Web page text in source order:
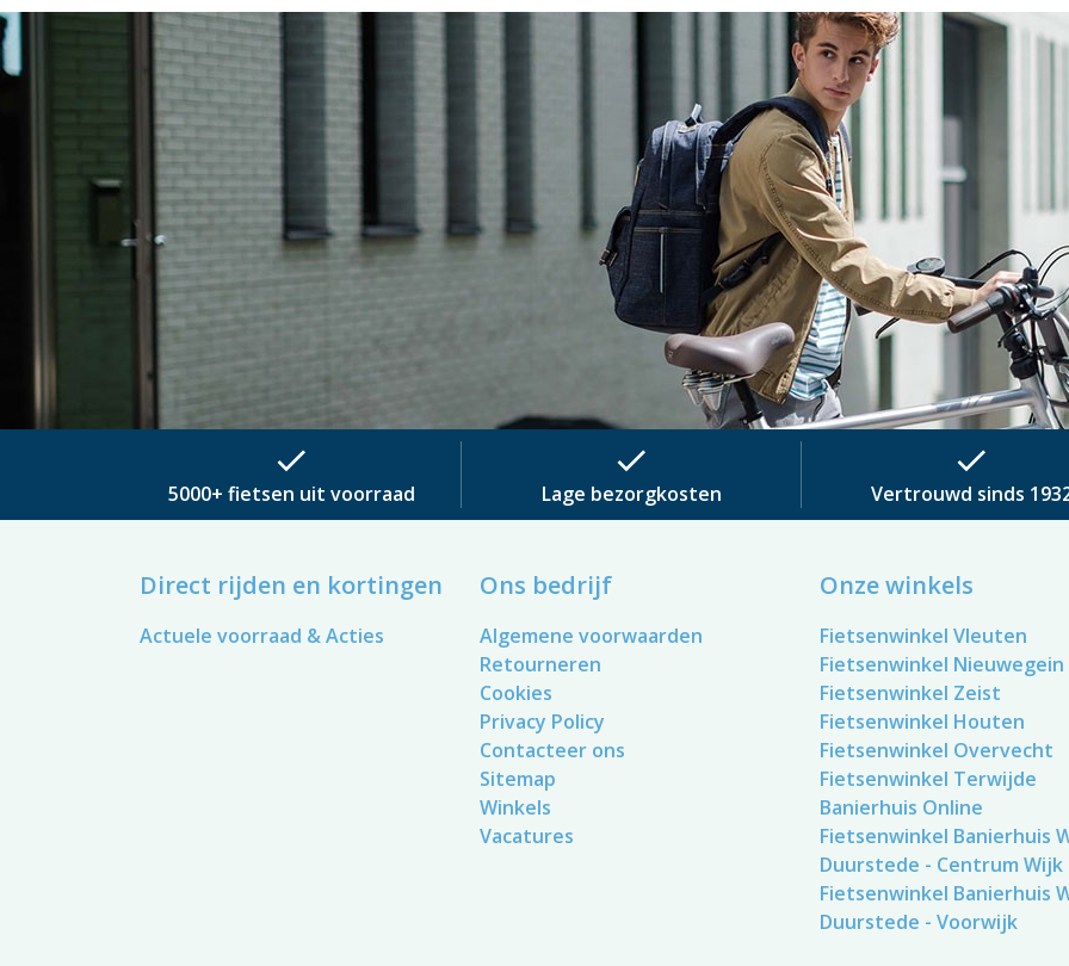
check
5000+ fietsen uit voorraad
check
Lage bezorgkosten
check
Vertrouwd sinds
Direct rijden en kortingen
Actuele voorraad & Acties
Ons bedrijf
Algemene voorwaarden
Retourneren
Cookies
Privacy Policy
Contacteer ons
Sitemap
Winkels
Vacatures
Onze winkels
Fietsenwinkel Vleuten
Fietsenwinkel Nieuwegein
Fietsenwinkel Zeist
Fietsenwinkel Houten
Fietsenwinkel Overvecht
Fietsenwinkel Terwijde
Banierhuis Online
Fietsenwinkel Banierhuis
Duurstede - Centrum Wijk
Fietsenwinkel Banierhuis
Duurstede - Voorwijk